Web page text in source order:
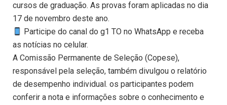
cursos de graduação. As provas foram aplicadas no dia
17 de novembro deste ano.
Participe do canal do g1 TO no WhatsApp e receba
as notícias no celular.
A Comissão Permanente de Seleção (Copese),
responsável pela seleção, também divulgou o relatório
de desempenho individual. os participantes podem
conferir a nota e informações sobre o conhecimento e